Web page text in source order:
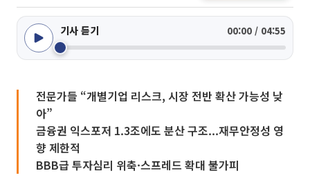
기사 듣기 00:00 / 04:55
전문가들 “개별기업 리스크, 시장 전반 확산 가능성 낮
아”
금융권 익스포저 1.3조에도 분산 구조...재무안정성 영
향 제한적
BBB급 투자심리 위축·스프레드 확대 불가피